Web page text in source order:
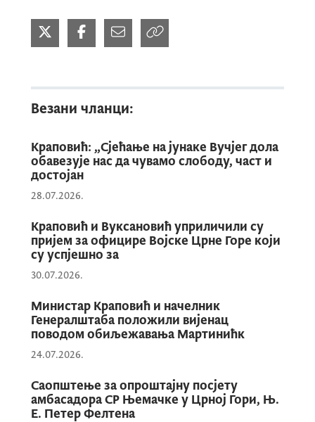
да подржава БиХ у евроатлантским
интеграцијама, истичући увјерење да
је посвећеност реформама
сарадњи и достизању НАТО стандарда
најбољи пут за остварење
спољнополитичких циљева те земље.
Краповић је казао да је и за Црну Гору
процес интеграција у ЕУ апсолутни
спољнополитички приоритет, те да ће
остати посвећена унапређењу односа
за сусједним земљама, и на тај начин
пружити допринос регионалној и
Везани чланци:
Краповић: „Сјећање на јунаке Вучјег дола
обавезује нас да чувамо слободу, част и
достојан
28.07.2026.
Краповић и Вуксановић уприличили су
пријем за официре Војске Црне Горе који
су успјешно за
30.07.2026.
Министар Краповић и начелник
Генералштаба положили вијенац
поводом обиљежавања Мартинићк
24.07.2026.
Саопштење за опроштајну посјету
амбасадора СР Њемачке у Црној Гори, Њ.
Е. Петер Фелтена